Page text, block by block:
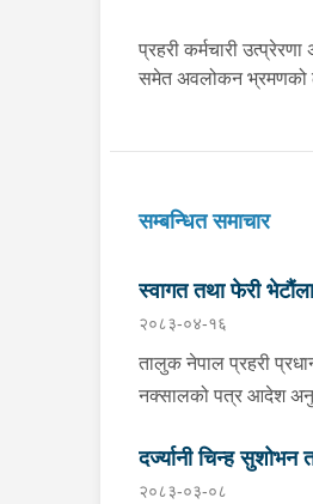
प्रहरी कर्मचारी
समेत अवलोकन भ्रमणको
सम्बन्धित समाचार
स्वागत तथा फेरी
२०८३-०४-१६
तालुक नेपाल प्रहरी
नक्सालको पत्र आदेश
प्रहरी निरीक्षक डा.
भरतपुर चितवन बाट प्रहरी
दर्ज्यानी चिन्ह
२०८३-०३-०८